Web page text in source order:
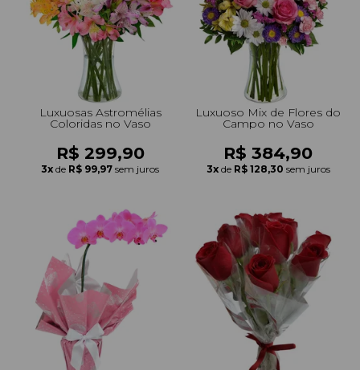
+Presentes com Flores
+Presentes por Ocasião
+Presentes para Família
+Presentes para Todos
+Tipo de Cesta
+Tipos de Buquês
+Tipos de Arranjos
+Tipos de Flores
+Por Cores
+Cidades do Sul
+Cidades do Sudeste
+Cidades do Norte
+Cidades do Nordeste
Luxuosas Astromélias
Coloridas no Vaso
R$ 299,90
3x de R$ 99,97 sem juros
Luxuoso Mix de Flores do
Campo no Vaso
R$ 384,90
3x de R$ 128,30 sem juros